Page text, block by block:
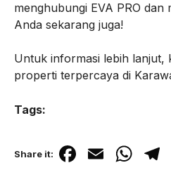
menghubungi EVA PRO
Anda sekarang juga!
Untuk informasi lebih lanjut,
properti terpercaya di
Tags:
Share it: F
E
W T